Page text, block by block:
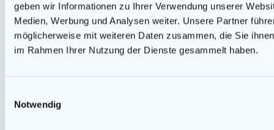
geben wir Informationen zu Ihrer Verwendung unserer
Medien, Werbung und Analysen weiter. Unsere Partner
möglicherweise mit weiteren Daten zusammen, die Sie
im Rahmen Ihrer Nutzung der Dienste gesammelt haben.
Notwendig
Ich halte das ja für ein „Märchen“…
Das Gefühl von vermeintlicher „Überlegenheit“
mag da zutreffen.😉
Da hat sich wohl schon so manche kleine, süße
Püppi für Männer als „Drachen“ ent-puppt.